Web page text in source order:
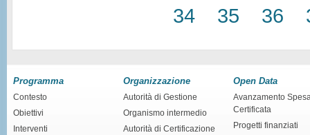
34
35 36
Programma
Contesto
Obiettivi
Interventi
Organizzazione
Autorità di Gestione
Organismo intermedio
Autorità di Certificazione
Open Data
Avanzamento
Certificata
Progetti finanziati